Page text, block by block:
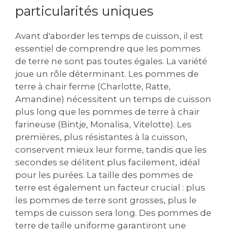
particularités uniques
Avant d'aborder les temps de cuisson, il est
essentiel de comprendre que les pommes
de terre ne sont pas toutes égales. La variété
joue un rôle déterminant. Les pommes de
terre à chair ferme (Charlotte, Ratte,
Amandine) nécessitent un temps de cuisson
plus long que les pommes de terre à chair
farineuse (Bintje, Monalisa, Vitelotte). Les
premières, plus résistantes à la cuisson,
conservent mieux leur forme, tandis que les
secondes se délitent plus facilement, idéal
pour les purées. La taille des pommes de
terre est également un facteur crucial : plus
les pommes de terre sont grosses, plus le
temps de cuisson sera long. Des pommes de
terre de taille uniforme garantiront une